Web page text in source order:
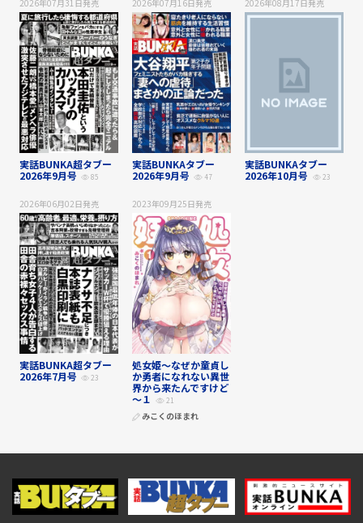
2026年07月31日発売
実話BUNKA超タブー
2026年9月号
85
2026年07月16日発売
実話BUNKAタブー
2026年9月号
47
2026年08月17日発売
実話BUNKAタブー
2026年10月号
23
2026年06月02日発売
実話BUNKA超タブー
2026年7月号
23
2023年09月25日発売
処女姫～なぜか童貞し
か勇者になれない異世
界から来たんですけど
～１
21
みこくのほまれ